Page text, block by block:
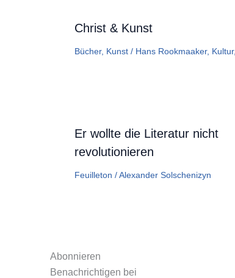
Christ & Kunst
Bücher, Kunst / Hans Rookmaaker, Kultur,
Er wollte die Literatur nicht
revolutionieren
Feuilleton /Alexander Solschenizyn
Abonnieren
Benachrichtigen bei